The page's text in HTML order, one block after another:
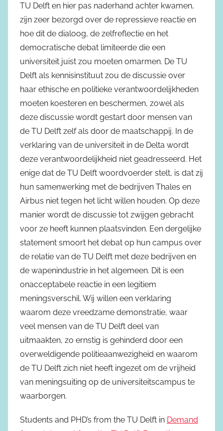
TU Delft en hier pas naderhand achter kwamen,
zijn zeer bezorgd over de repressieve reactie en
hoe dit de dialoog, de zelfreflectie en het
democratische debat limiteerde die een
universiteit juist zou moeten omarmen. De TU
Delft als kennisinstituut zou de discussie over
haar ethische en politieke verantwoordelijkheden
moeten koesteren en beschermen, zowel als
deze discussie wordt gestart door mensen van
de TU Delft zelf als door de maatschappij. In de
verklaring van de universiteit in de Delta wordt
deze verantwoordelijkheid niet geadresseerd. Het
enige dat de TU Delft woordvoerder stelt, is dat zij
hun samenwerking met de bedrijven Thales en
Airbus niet tegen het licht willen houden. Op deze
manier wordt de discussie tot zwijgen gebracht
voor ze heeft kunnen plaatsvinden. Een dergelijke
statement smoort het debat op hun campus over
de relatie van de TU Delft met deze bedrijven en
de wapenindustrie in het algemeen. Dit is een
onacceptabele reactie in een legitiem
meningsverschil. Wij willen een verklaring
waarom deze vreedzame demonstratie, waar
veel mensen van de TU Delft deel van
uitmaakten, zo ernstig is gehinderd door een
overweldigende politieaanwezigheid en waarom
de TU Delft zich niet heeft ingezet om de vrijheid
van meningsuiting op de universiteitscampus te
waarborgen.
Students and PHD’s from the TU Delft in Demand